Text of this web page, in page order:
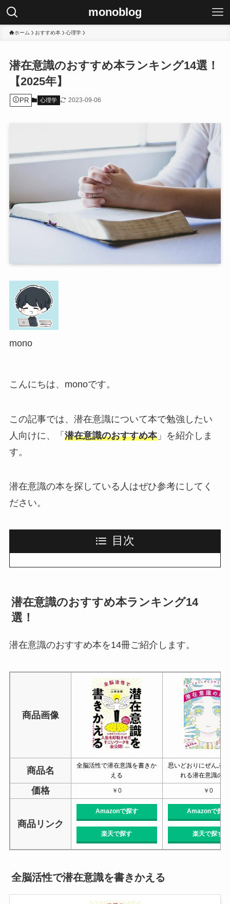
monoblog
ホーム おすすめ本 心理学
潜在意識のおすすめ本ランキング14選！
【2025年】
PR 心理学 2023-09-06
mono
こんにちは、monoです。
この記事では、潜在意識について本で勉強したい
人向けに、「 潜在意識のおすすめ本」を紹介しま
す。
潜在意識の本を探している人はぜひ参考にしてく
ださい。
目次
潜在意識のおすすめ本ランキング14
選！
潜在意識のおすすめ本を14冊ご紹介します。
商品画像
商品名
全脳活性で潜在意識を書きか
える
思いどおりにぜんぶ
れる潜在意識の
価格 ￥0 ￥0
商品リンク
Amazonで探す
楽天で探す
Amazonで探す
楽天で探す
全脳活性で潜在意識を書きかえる